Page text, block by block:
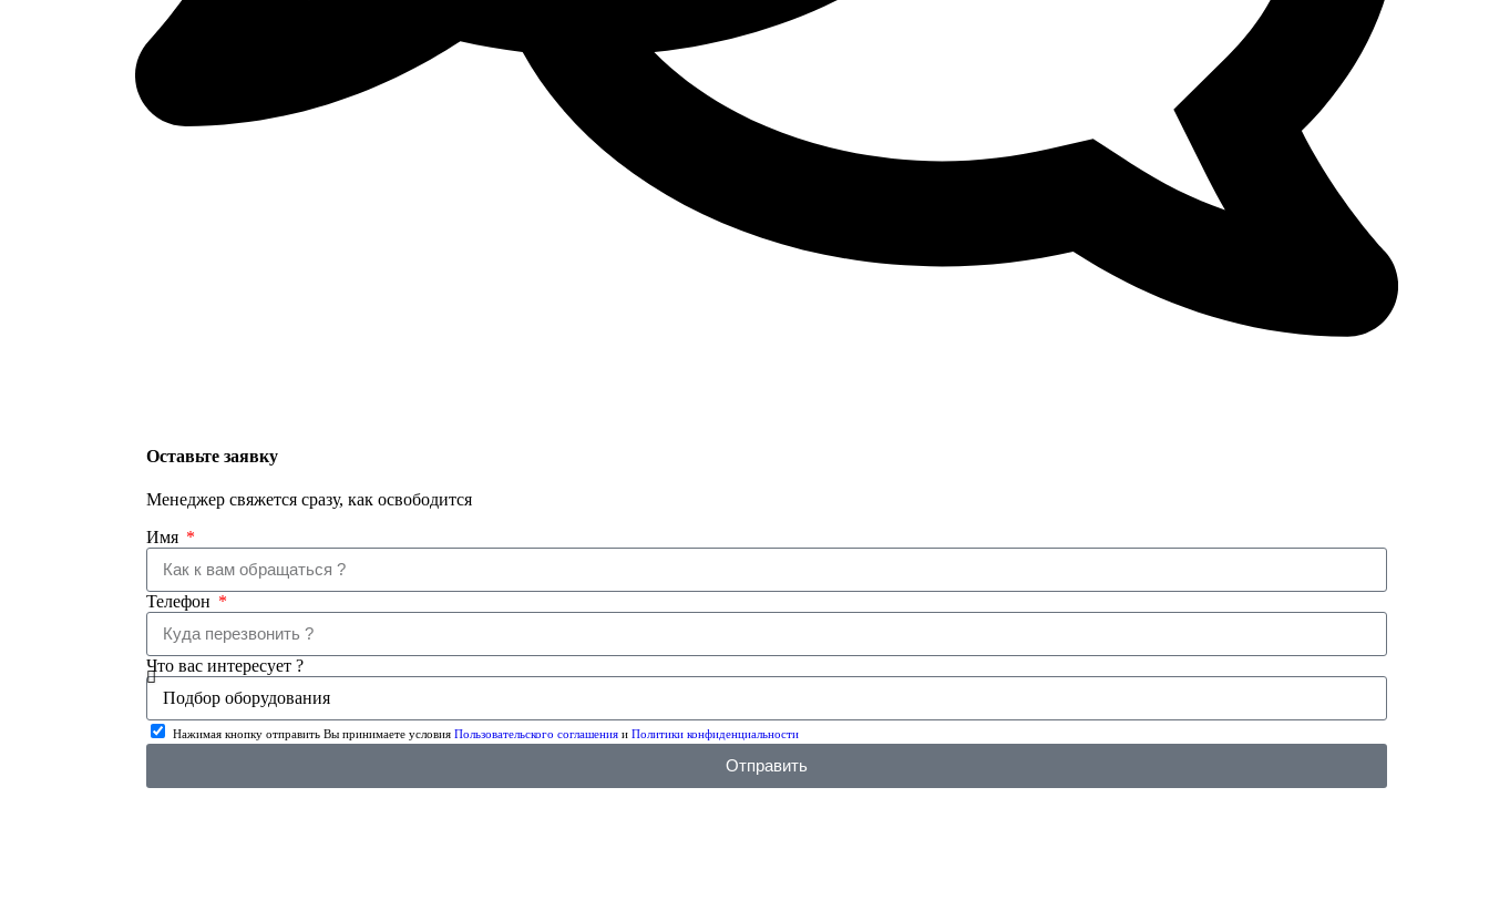
Оставьте заявку
Менеджер свяжется сразу, как освободится
Имя
Телефон
Что вас интересует ?
Нажимая кнопку отправить Вы принимаете условия Пользовательского соглашения и Политики конфиденциальности
Отправить